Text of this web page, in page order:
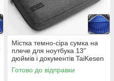
Містка темно-сіра сумка на
плече для ноутбука 13"
дюймів і документів TaiKesen
Готово до відправки